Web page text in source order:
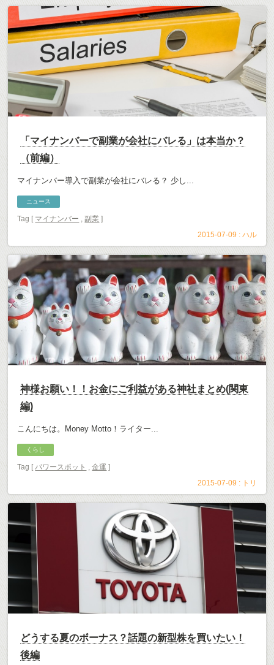
「マイナンバーで副業が会社にバレる」は本当か？
（前編）
マイナンバー導入で副業が会社にバレる？ 少し...
ニュース
Tag [ マイナンバー ,副業 ]
2015-07-09 : ハル
神様お願い！！お金にご利益がある神社まとめ(関東
編)
こんにちは。Money Motto！ライター...
くらし
Tag [パワースポット ,金運 ]
2015-07-09 : トリ
どうする夏のボーナス？話題の新型株を買いたい！
後編